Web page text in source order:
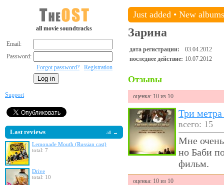
all movie soundtracks
Email:
Password:
Forgot password?
Registration
Support
Last reviews all →
Lemonade Mouth (Russian cast)
total: 7
Drive
total: 10
Just added • New albums
Зарина
дата регистрации:
03.04.2012
последнее действие: 10.07.2012
Отзывы
оценка: 10 из 10
Три
всего: 15
Мне
но Баби
фильм.
оценка: 10 из 10